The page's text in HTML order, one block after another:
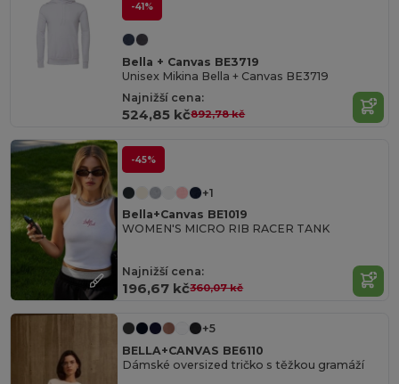
-41%
Bella + Canvas BE3719
Unisex Mikina Bella + Canvas BE3719
Najnižší cena:
524,85 kč892,78 kč
-45%
+1
Bella+Canvas BE1019
WOMEN'S MICRO RIB RACER TANK
Najnižší cena:
196,67 kč360,07 kč
+5
BELLA+CANVAS BE6110
Dámské oversized tričko s těžkou gramáží